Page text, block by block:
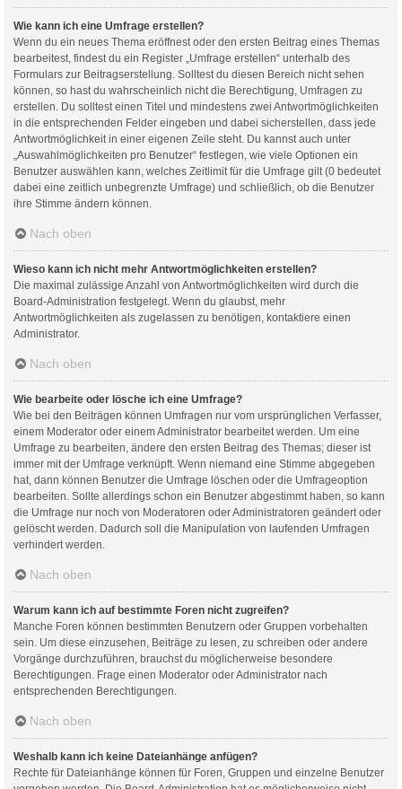
Wie kann ich eine Umfrage erstellen?
Wenn du ein neues Thema eröffnest oder den ersten Beitrag eines Themas
bearbeitest, findest du ein Register „Umfrage erstellen“ unterhalb des
Formulars zur Beitragserstellung. Solltest du diesen Bereich nicht sehen
können, so hast du wahrscheinlich nicht die Berechtigung, Umfragen zu
erstellen. Du solltest einen Titel und mindestens zwei Antwortmöglichkeiten
in die entsprechenden Felder eingeben und dabei sicherstellen, dass jede
Antwortmöglichkeit in einer eigenen Zeile steht. Du kannst auch unter
„Auswahlmöglichkeiten pro Benutzer“ festlegen, wie viele Optionen ein
Benutzer auswählen kann, welches Zeitlimit für die Umfrage gilt (0 bedeutet
dabei eine zeitlich unbegrenzte Umfrage) und schließlich, ob die Benutzer
ihre Stimme ändern können.
Nach oben
Wieso kann ich nicht mehr Antwortmöglichkeiten erstellen?
Die maximal zulässige Anzahl von Antwortmöglichkeiten wird durch die
Board-Administration festgelegt. Wenn du glaubst, mehr
Antwortmöglichkeiten als zugelassen zu benötigen, kontaktiere einen
Administrator.
Nach oben
Wie bearbeite oder lösche ich eine Umfrage?
Wie bei den Beiträgen können Umfragen nur vom ursprünglichen Verfasser,
einem Moderator oder einem Administrator bearbeitet werden. Um eine
Umfrage zu bearbeiten, ändere den ersten Beitrag des Themas; dieser ist
immer mit der Umfrage verknüpft. Wenn niemand eine Stimme abgegeben
hat, dann können Benutzer die Umfrage löschen oder die Umfrageoption
bearbeiten. Sollte allerdings schon ein Benutzer abgestimmt haben, so kann
die Umfrage nur noch von Moderatoren oder Administratoren geändert oder
gelöscht werden. Dadurch soll die Manipulation von laufenden Umfragen
verhindert werden.
Nach oben
Warum kann ich auf bestimmte Foren nicht zugreifen?
Manche Foren können bestimmten Benutzern oder Gruppen vorbehalten
sein. Um diese einzusehen, Beiträge zu lesen, zu schreiben oder andere
Vorgänge durchzuführen, brauchst du möglicherweise besondere
Berechtigungen. Frage einen Moderator oder Administrator nach
entsprechenden Berechtigungen.
Nach oben
Weshalb kann ich keine Dateianhänge anfügen?
Rechte für Dateianhänge können für Foren, Gruppen und einzelne Benutzer